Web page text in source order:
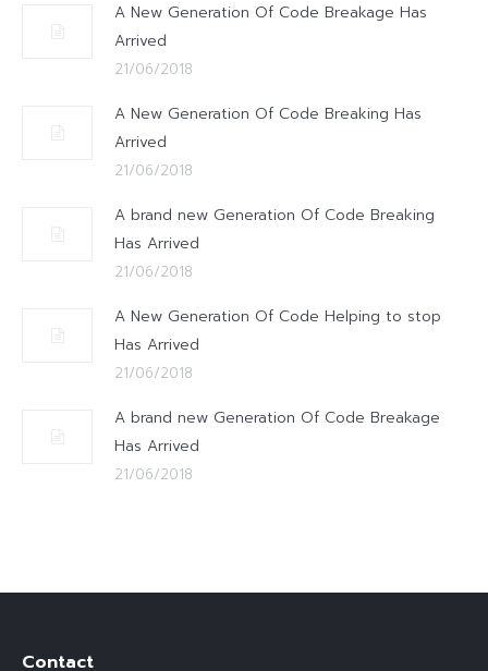
A New Generation Of Code Breakage Has
Arrived
21/06/2018
A New Generation Of Code Breaking Has
Arrived
21/06/2018
A brand new Generation Of Code Breaking
Has Arrived
21/06/2018
A New Generation Of Code Helping to stop
Has Arrived
21/06/2018
A brand new Generation Of Code Breakage
Has Arrived
21/06/2018
Contact